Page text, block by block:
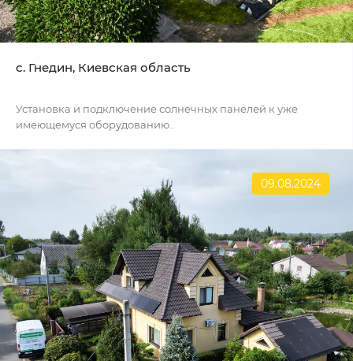
c. Гнедин, Киевская область
Установка и подключение солнечных панелей к уже
имеющемуся оборудованию..
09.08.2024